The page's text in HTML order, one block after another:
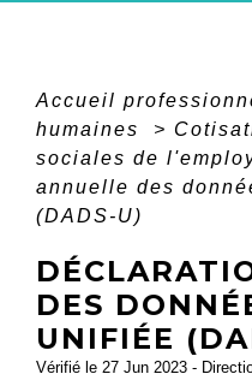
Accueil
humaines
>
sociales de
annuelle des
(DADS-U)
DES
UNIFIÉE
Vérifié le 27 Jun 2023 -